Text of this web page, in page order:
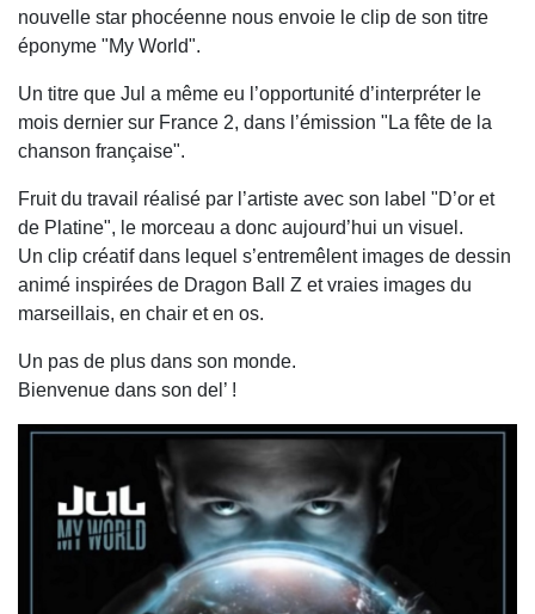
nouvelle star phocéenne nous envoie le clip de son titre
éponyme "My World".
Un titre que Jul a même eu l’opportunité d’interpréter le
mois dernier sur France 2, dans l’émission "La fête de la
chanson française".
Fruit du travail réalisé par l’artiste avec son label "D’or et
de Platine", le morceau a donc aujourd’hui un visuel.
Un clip créatif dans lequel s’entremêlent images de dessin
animé inspirées de Dragon Ball Z et vraies images du
marseillais, en chair et en os.
Un pas de plus dans son monde.
Bienvenue dans son del’ !